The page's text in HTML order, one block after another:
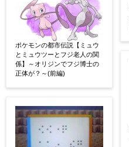
ポケモンの都市伝説【ミュウ
とミュウツーとフジ老人の関
係】～オリジンでフジ博士の
正体が？～(前編)